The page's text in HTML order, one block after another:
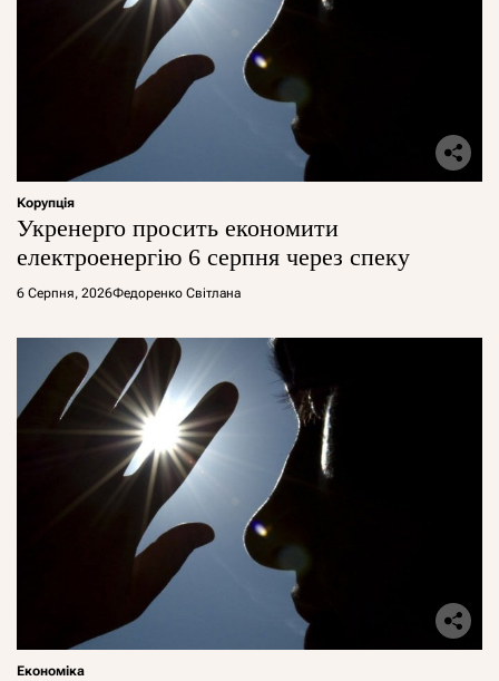
Корупція
Укренерго просить економити
електроенергію 6 серпня через спеку
6 Серпня, 2026Федоренко Світлана
Економіка